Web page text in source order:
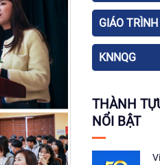
GIÁO
KNNQG
THÀNH
NỔI BẬT